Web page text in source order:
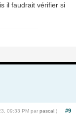
il faudrait vérifier si
#9
09:33 PM par pascal .)